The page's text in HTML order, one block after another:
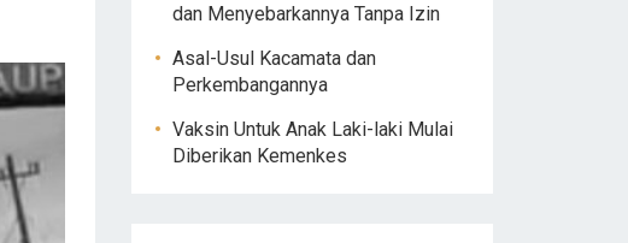
dan Menyebarkannya Tanpa Izin
Asal-Usul Kacamata dan
Perkembangannya
Vaksin Untuk Anak Laki-laki Mulai
Diberikan Kemenkes